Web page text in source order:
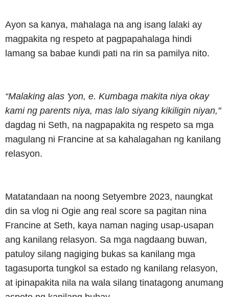
Ayon sa kanya, mahalaga na ang isang lalaki ay
magpakita ng respeto at pagpapahalaga hindi
lamang sa babae kundi pati na rin sa pamilya nito.
“Malaking alas 'yon, e. Kumbaga makita niya okay
kami ng parents niya, mas lalo siyang kikiligin niyan,"
dagdag ni Seth, na nagpapakita ng respeto sa mga
magulang ni Francine at sa kahalagahan ng kanilang
relasyon.
Matatandaan na noong Setyembre 2023, naungkat
din sa vlog ni Ogie ang real score sa pagitan nina
Francine at Seth, kaya naman naging usap-usapan
ang kanilang relasyon. Sa mga nagdaang buwan,
patuloy silang nagiging bukas sa kanilang mga
tagasuporta tungkol sa estado ng kanilang relasyon,
at ipinapakita nila na wala silang tinatagong anumang